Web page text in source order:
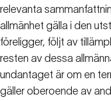
relevanta
allmänhet gälla i den
föreligger, följt av
resten av dessa
undantaget är om en
gäller oberoende av